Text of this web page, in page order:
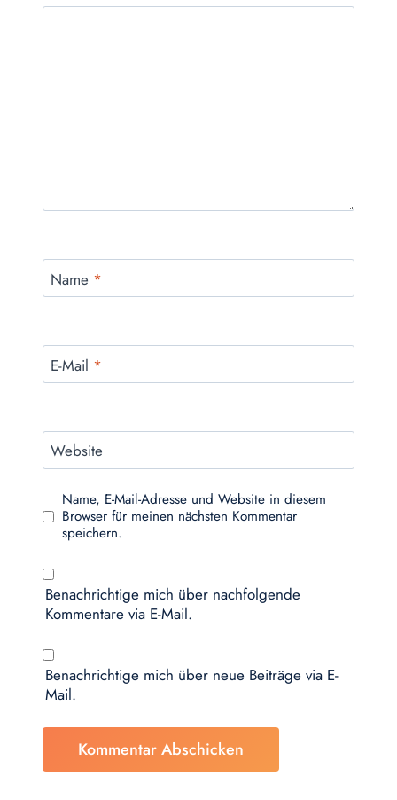
Name *
E-Mail *
Website
Name, E-Mail-Adresse und Website in diesem
Browser für meinen nächsten Kommentar
speichern.
Benachrichtige mich über nachfolgende
Kommentare via E-Mail.
Benachrichtige mich über neue Beiträge via E-
Mail.